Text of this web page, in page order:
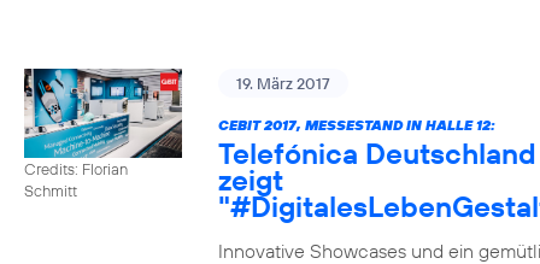
Credits: Florian
Schmitt
19. März 2017
CEBIT 2017, MESSESTAND IN HALLE 12:
Telefónica Deutschland
zeigt
Innovative Showcases und ein